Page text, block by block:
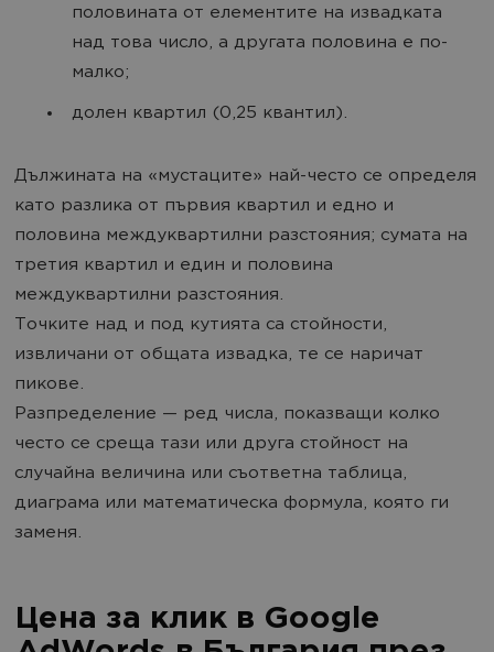
половината от елементите на извадката
над това число, а другата половина е по-
малко;
долен квартил (0,25 квантил).
Дължината на «мустаците» най-често се определя
като разлика от първия квартил и едно и
половина междуквартилни разстояния; сумата на
третия квартил и един и половина
междуквартилни разстояния.
Точките над и под кутията са стойности,
извличани от общата извадка, те се наричат
пикове.
Разпределение — ред числа, показващи колко
често се среща тази или друга стойност на
случайна величина или съответна таблица,
диаграма или математическа формула, която ги
заменя.
Цена за клик в Google